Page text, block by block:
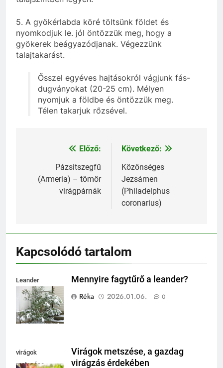
5. A gyökérlabda köré töltsünk földet és
nyomkodjuk le. jól öntözzük meg, hogy a
gyökerek beágyazódjanak. Végezzünk
talajtakarást.
Ősszel egyéves hajtásokról vágjunk fás-
dugványokat (20-25 cm). Mélyen
nyomjuk a földbe és öntözzük meg.
Télen takarjuk rőzsével.
Bejegyzés
navigáció
Előző:
Pázsitszegfű
(Armeria) – tömör
virágpárnák
Következő:
Közönséges
Jezsámen
(Philadelphus
coronarius)
Kapcsolódó tartalom
Leander
fagytűrése
Mennyire fagytűrő a leander?
Réka
2026.01.06. 0
virágok
metszése
Virágok metszése, a gazdag
virágzás érdekében